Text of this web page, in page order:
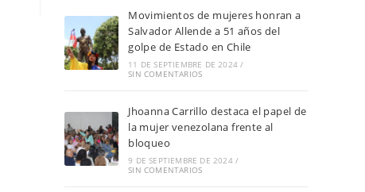
Movimientos de mujeres honran a
Salvador Allende a 51 años del
golpe de Estado en Chile
11 DE SEPTIEMBRE DE 2024 /
SIN COMENTARIOS
Jhoanna Carrillo destaca el papel de
la mujer venezolana frente al
bloqueo
9 DE SEPTIEMBRE DE 2024 /
SIN COMENTARIOS